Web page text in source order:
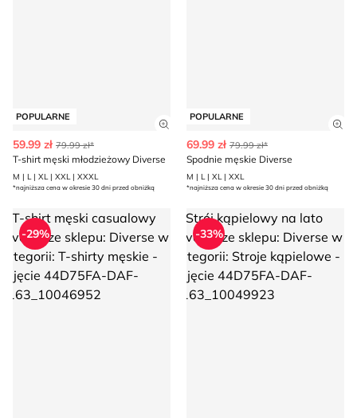
POPULARNE
Zobacz szczegóły produktu
59.99 zł 79.99 zł*
T-shirt męski młodzieżowy Diverse
M | L | XL | XXL | XXXL
*najniższa cena w okresie 30 dni przed obniżką
POPULARNE
69.99 zł 79.99 zł*
Spodnie męskie Diverse
M | L | XL | XXL
*najniższa cena w okresie 30 dni przed obniżką
shirt męski casualowy Diverse
-29%
Strój kąpielowy na lato Diverse
-33%